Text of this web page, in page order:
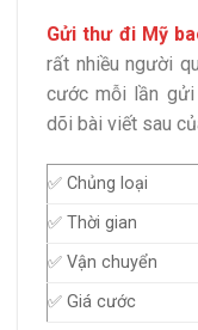
Gửi thư đi Mỹ
rất nhiều người
cước mỗi lần gửi
dõi bài viết sau
✅ Chủng loại
✅ Thời gian
✅ Vận chuyển
✅ Giá cước